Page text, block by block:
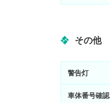
その他
警告灯
車体番号確認